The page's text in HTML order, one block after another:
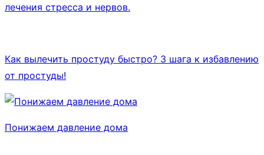
лечения стресса и нервов.
Как вылечить простуду быстро? 3 шага к избавлению
от простуды!
Понижаем давление дома